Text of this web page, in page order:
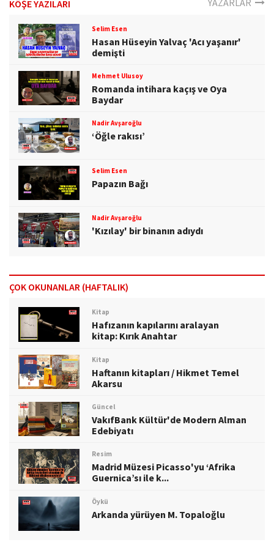
KÖŞE YAZILARI
Selim Esen
Hasan Hüseyin Yalvaç 'Acı yaşanır'
demişti
Mehmet Ulusoy
Romanda intihara kaçış ve Oya
Baydar
Nadir Avşaroğlu
‘Öğle rakısı’
Selim Esen
Papazın Bağı
Nadir Avşaroğlu
'Kızılay' bir binanın adıydı
ÇOK OKUNANLAR (HAFTALIK)
Kitap
Hafızanın kapılarını aralayan
kitap: Kırık Anahtar
Kitap
Haftanın kitapları / Hikmet Temel
Akarsu
Güncel
VakıfBank Kültür'de Modern Alman
Edebiyatı
Resim
Madrid Müzesi Picasso'yu ‘Afrika
Guernica’sı ile k...
Öykü
Arkanda yürüyen M. Topaloğlu